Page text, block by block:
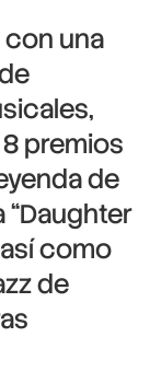
una
premios
de
“Daughter
como
de